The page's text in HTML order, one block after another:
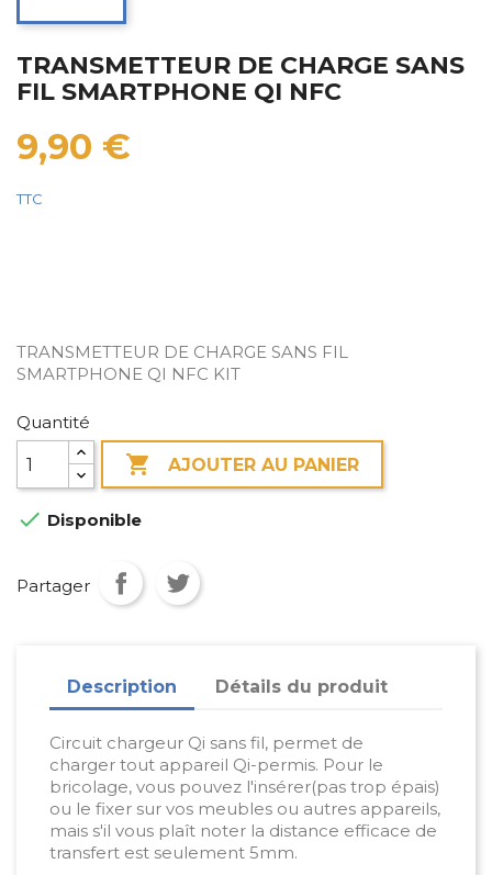
TRANSMETTEUR DE CHARGE SANS
FIL SMARTPHONE QI NFC
9,90 €
TTC
TRANSMETTEUR DE CHARGE SANS FIL
SMARTPHONE QI NFC KIT
Quantité
 AJOUTER AU PANIER
 Disponible
Partager
Description Détails du produit
Circuit chargeur Qi sans fil, permet de
charger tout appareil Qi-permis. Pour le
bricolage, vous pouvez l'insérer(pas trop épais)
ou le fixer sur vos meubles ou autres appareils,
mais s'il vous plaît noter la distance efficace de
transfert est seulement 5mm.